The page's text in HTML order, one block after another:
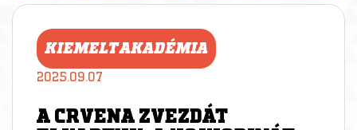
KIEMELT AKADÉMIA
2025.09.07
A CRVENA ZVEZDÁT